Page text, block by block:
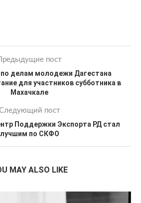
Предыдущие пост
по делам молодежи Дагестана
для участников субботника в
Махачкале
пост
Поддержки Экспорта РД стал
лучшим по СКФО
MAY ALSO LIKE